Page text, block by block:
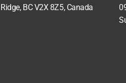
Ridge, BC V2X 8Z5, Canada